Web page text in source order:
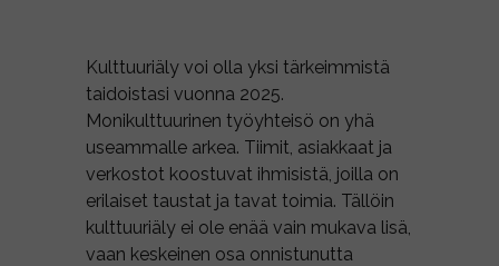
Kulttuuriäly voi olla yksi tärkeimmistä
taidoistasi vuonna 2025.
Monikulttuurinen työyhteisö on yhä
useammalle arkea. Tiimit, asiakkaat ja
verkostot koostuvat ihmisistä, joilla on
erilaiset taustat ja tavat toimia. Tällöin
kulttuuriäly ei ole enää vain mukava lisä,
vaan keskeinen osa onnistunutta